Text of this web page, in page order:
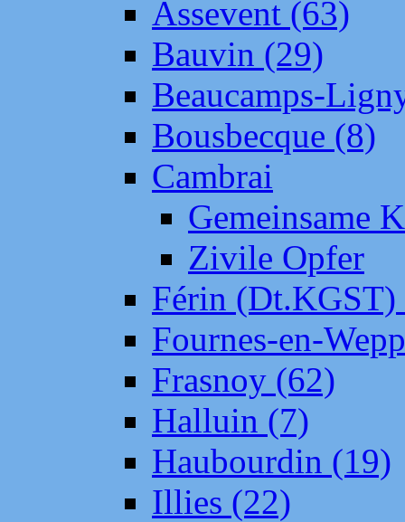
Assevent (63)
Bauvin (29)
Beaucamps-
Bousbecque (8)
Cambrai
Gemeinsame
Zivile Opfer
Férin (Dt.KGST)
Fournes-en-
Frasnoy (62)
Halluin (7)
Haubourdin (19)
Illies (22)